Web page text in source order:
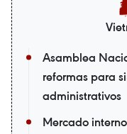
Asamblea
reformas para
administrativos
Mercado